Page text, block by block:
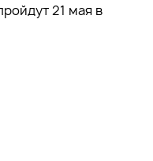
21 мая в